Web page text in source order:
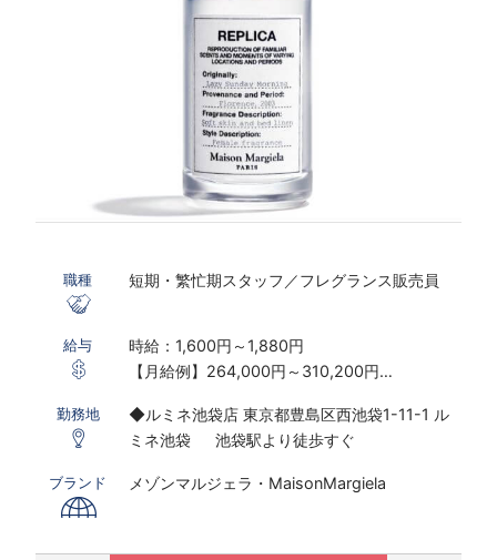
職種 短期・繁忙期スタッフ／フレグランス販売員
給与
時給：1,600円～1,880円
【月給例】264,000円～310,200円
※研修期間あり
※時給は経験・スキルにより決定いたします
〇下記の場合は、割増した時給をお支払いしま
※ 実働8時間以上は1.25倍
勤務地
◆ルミネ池袋店 東京都豊島区西池袋1-11-1 ル
ミネ池袋 池袋駅より徒歩すぐ
ブランド メゾンマルジェラ・MaisonMargiela